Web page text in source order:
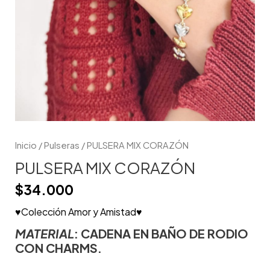
Inicio /Pulseras / PULSERA MIX CORAZÓN
PULSERA MIX CORAZÓN
$34.000
♥Colección Amor y Amistad♥
MATERIAL: CADENA EN BAÑO DE RODIO
CON CHARMS.